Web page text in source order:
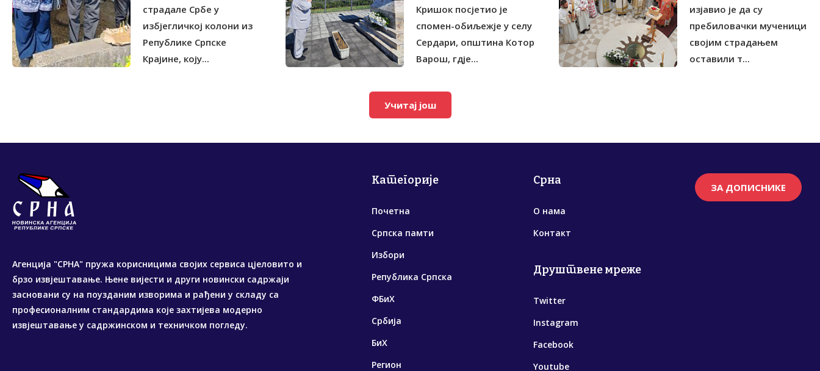
страдале Србе у
избјегличкој колони из
Републике Српске
Крајине, коју...
Кришок посјетио је
спомен-обиљежје у селу
Сердари, општина Котор
Варош, гдје...
изјавио је да су
пребиловачки мученици
својим страдањем
оставили т...
Учитај још
Агенција "СРНА" пружа корисницима својих сервиса цјеловито и
брзо извјештавање. Њене вијести и други новински садржаји
засновани су на поузданим изворима и рађени у складу са
професионалним стандардима које захтијева модерно
извјештавање у садржинском и техничком погледу.
Категорије
Почетна
Српска памти
Избори
Република Српска
ФБиХ
Србија
БиХ
Регион
Срна
О нама
Контакт
Друштвене мреже
Twitter
Instagram
Facebook
Youtube
ЗА ДОПИСНИКЕ